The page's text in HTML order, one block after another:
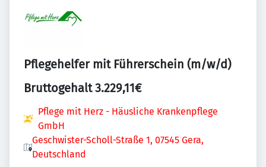
Pflegehelfer mit Führerschein (m/w/d)
Bruttogehalt 3.229,11€
Pflege mit Herz - Häusliche Krankenpflege
GmbH
Geschwister-Scholl-Straße 1, 07545 Gera,
Deutschland